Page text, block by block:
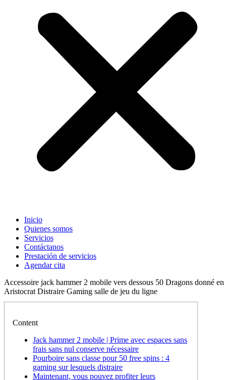
Inicio
Quienes somos
Servicios
Contáctanos
Prestación de servicios
Agendar cita
Accessoire jack hammer 2 mobile vers dessous 50 Dragons donné en
Aristocrat Distraire Gaming salle de jeu du ligne
Content
Jack hammer 2 mobile | Prime avec espaces sans
frais sans nul conserve nécessaire
Pourboire sans classe pour 50 free spins : 4
gaming sur lesquels distraire
Maintenant, vous pouvez profiter leurs